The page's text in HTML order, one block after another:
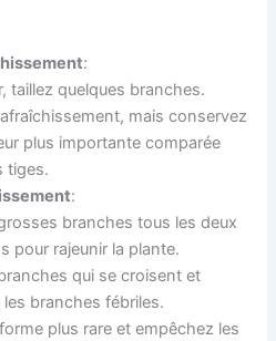
:
taillez quelques branches.
mais conservez
plus importante comparée
tiges.
:
branches tous les deux
pour rajeunir la plante.
qui se croisent et
branches fébriles.
plus rare et empêchez les